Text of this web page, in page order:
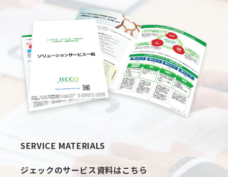
SERVICE MATERIALS
ジェックのサービス資料はこちら